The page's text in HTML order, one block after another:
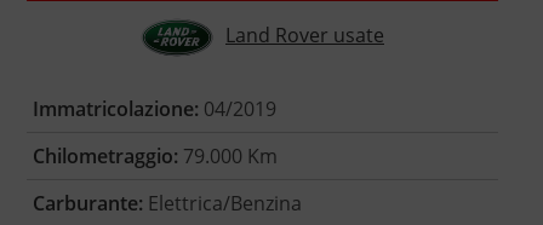
Land Rover usate
Immatricolazione: 04/2019
Chilometraggio: 79.000 Km
Carburante: Elettrica/Benzina